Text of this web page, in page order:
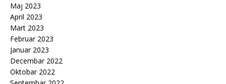
Maj 2023
April 2023
Mart 2023
Februar 2023
Januar 2023
Decembar 2022
Oktobar 2022